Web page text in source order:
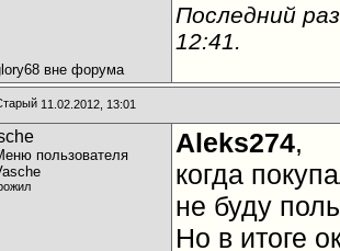
Последний
12:41.
11.02.2012, 13:01
Aleks274,
когда
не буду
Но в итоге